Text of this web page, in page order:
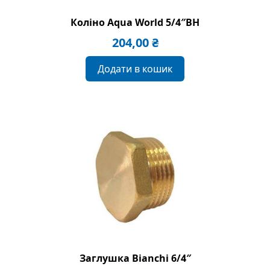
Коліно Aqua World 5/4″BH
204,00₴
Додати в кошик
Заглушка Bianchi 6/4″